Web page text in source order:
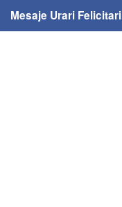
Mesaje Urari Felicitari